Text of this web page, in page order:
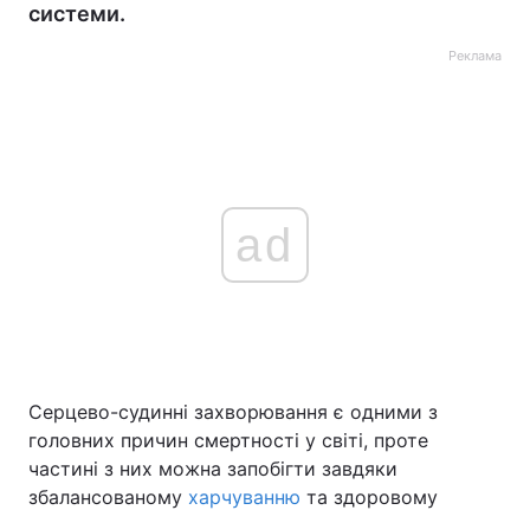
Україна Політика
Економіка Світ
системи.
Реклама
ad
Серцево-судинні захворювання є одними з
головних причин смертності у світі, проте
частині з них можна запобігти завдяки
збалансованому харчуванню та здоровому